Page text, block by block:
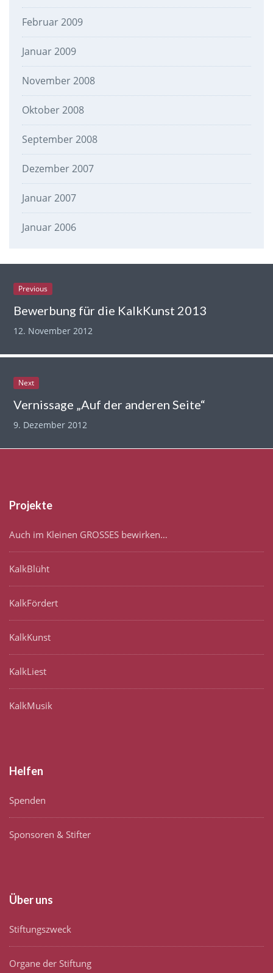
Februar 2009
Januar 2009
November 2008
Oktober 2008
September 2008
Dezember 2007
Januar 2007
Januar 2006
Previous
Bewerbung für die KalkKunst 2013
12. November 2012
Next
Vernissage „Auf der anderen Seite“
9. Dezember 2012
Projekte
Auch im Kleinen GROSSES bewirken…
KalkBlüht
KalkFördert
KalkKunst
KalkLiest
KalkMusik
Helfen
Spenden
Sponsoren & Stifter
Über uns
Stiftungszweck
Organe der Stiftung